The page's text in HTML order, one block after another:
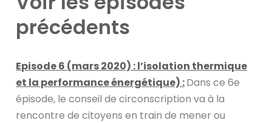
précédents
Episode 6 (mars 2020) : l’isolation thermique
et la performance énergétique) :Dans ce 6e
épisode, le conseil de circonscription va à la
rencontre de citoyens en train de mener ou